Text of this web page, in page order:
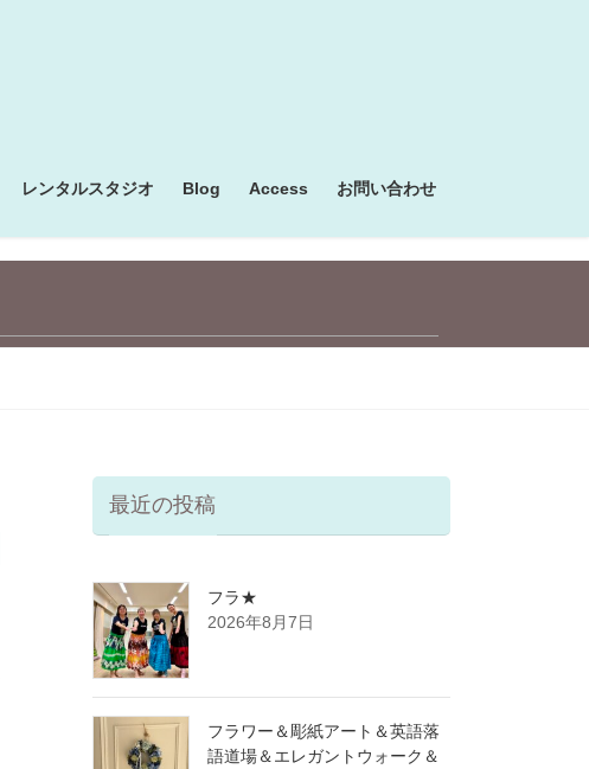
レンタルスタジオ Blog Access お問い合わせ
最近の投稿
フラ★
2026年8月7日
フラワー＆彫紙アート＆英語落
語道場＆エレガントウォーク＆